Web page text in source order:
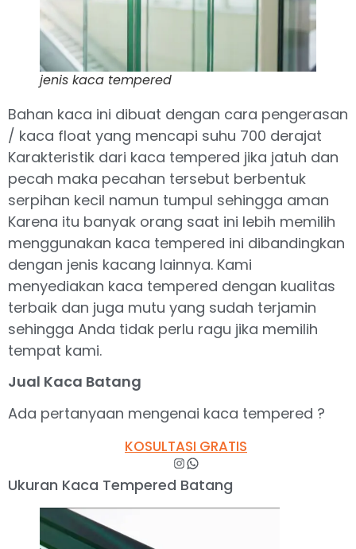
jenis kaca tempered
Bahan kaca ini dibuat dengan cara pengerasan
/ kaca float yang mencapi suhu 700 derajat
Karakteristik dari kaca tempered jika jatuh dan
pecah maka pecahan tersebut berbentuk
serpihan kecil namun tumpul sehingga aman
Karena itu banyak orang saat ini lebih memilih
menggunakan kaca tempered ini dibandingkan
dengan jenis kacang lainnya. Kami
menyediakan kaca tempered dengan kualitas
terbaik dan juga mutu yang sudah terjamin
sehingga Anda tidak perlu ragu jika memilih
tempat kami.
Jual Kaca Batang
Ada pertanyaan mengenai kaca tempered ?
KOSULTASI GRATIS
Ukuran Kaca Tempered Batang